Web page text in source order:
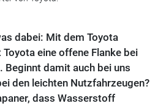
dabei: Mit dem Toyota
eine offene Flanke bei
Beginnt damit auch bei uns
den leichten Nutzfahrzeugen?
dass Wasserstoff